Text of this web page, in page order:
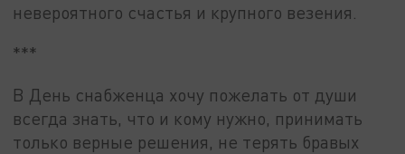
невероятного счастья и крупного везения.
***
В День снабженца хочу пожелать от души
всегда знать, что и кому нужно, принимать
только верные решения, не терять бравых